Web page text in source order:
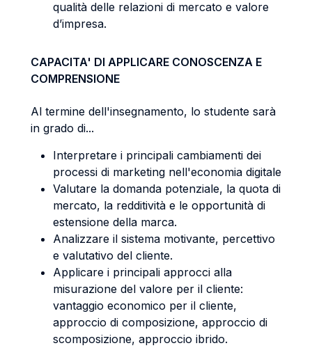
qualità delle relazioni di mercato e valore
d’impresa.
CAPACITA' DI APPLICARE CONOSCENZA E
COMPRENSIONE
Al termine dell'insegnamento, lo studente sarà
in grado di...
Interpretare i principali cambiamenti dei
processi di marketing nell'economia digitale
Valutare la domanda potenziale, la quota di
mercato, la redditività e le opportunità di
estensione della marca.
Analizzare il sistema motivante, percettivo
e valutativo del cliente.
Applicare i principali approcci alla
misurazione del valore per il cliente:
vantaggio economico per il cliente,
approccio di composizione, approccio di
scomposizione, approccio ibrido.